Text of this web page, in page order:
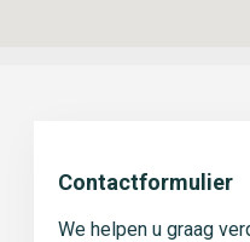
Contactformulier
We helpen u graag